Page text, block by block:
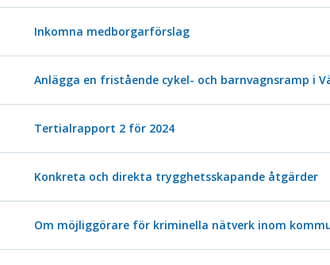
Inkomna medborgarförslag
Anlägga en fristående cykel- och barnvagnsramp i
Tertialrapport 2 för 2024
Konkreta och direkta trygghetsskapande åtgärder
Om möjliggörare för kriminella nätverk inom